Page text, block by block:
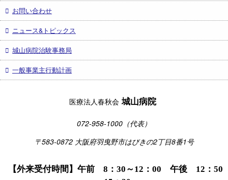
お問い合わせ
ニュース&トピックス
城山病院治験事務局
一般事業主行動計画
医療法人春秋会 城山病院
072-958-1000（代表）
〒583-0872 大阪府羽曳野市はびきの2丁目8番1号
【外来受付時間】午前 8：30～12：00 午後 12：50